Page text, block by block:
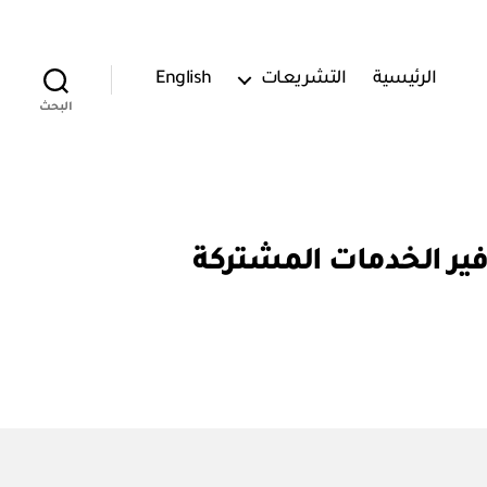
الرئيسية التشريعات English
البحث